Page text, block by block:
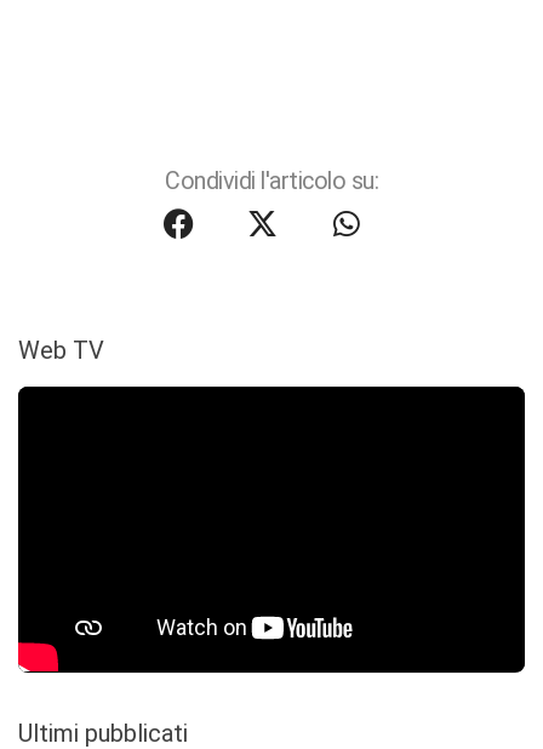
Condividi l'articolo su:
Web TV
Ultimi pubblicati